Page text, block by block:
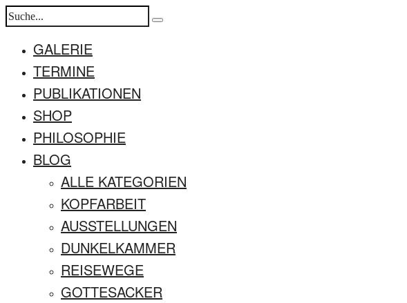
GALERIE
TERMINE
PUBLIKATIONEN
SHOP
PHILOSOPHIE
BLOG
ALLE KATEGORIEN
KOPFARBEIT
AUSSTELLUNGEN
DUNKELKAMMER
REISEWEGE
GOTTESACKER